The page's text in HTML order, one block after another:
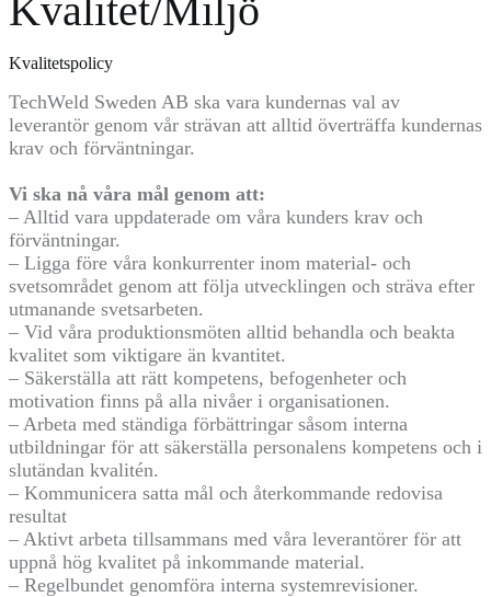
Kvalitet/Miljö
Kvalitetspolicy
TechWeld Sweden AB ska vara kundernas val av
leverantör genom vår strävan att alltid överträffa kundernas
krav och förväntningar.
Vi ska nå våra mål genom att:
– Alltid vara uppdaterade om våra kunders krav och
förväntningar.
– Ligga före våra konkurrenter inom material- och
svetsområdet genom att följa utvecklingen och sträva efter
utmanande svetsarbeten.
– Vid våra produktionsmöten alltid behandla och beakta
kvalitet som viktigare än kvantitet.
– Säkerställa att rätt kompetens, befogenheter och
motivation finns på alla nivåer i organisationen.
– Arbeta med ständiga förbättringar såsom interna
utbildningar för att säkerställa personalens kompetens och i
slutändan kvalitén.
– Kommunicera satta mål och återkommande redovisa
resultat
– Aktivt arbeta tillsammans med våra leverantörer för att
uppnå hög kvalitet på inkommande material.
– Regelbundet genomföra interna systemrevisioner.